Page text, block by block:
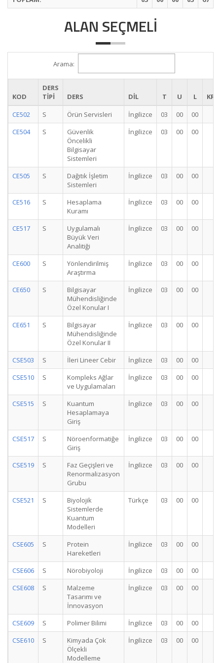
ALAN SEÇMELI
Arama:
KOD
DERS
TİPİ
DERS DİL T U L
CE502
S Örün Servisleri İngilizce 03 00 00
CE504
S
Güvenlik
Öncelikli
Bilgisayar
Sistemleri
İngilizce 03 00 00
CE505 S
Dağıtık İşletim
Sistemleri
İngilizce 03 00 00
CE516 S
Hesaplama
Kuramı
İngilizce 03 00 00
CE517 S
Uygulamalı
Büyük Veri
Analitiği
İngilizce 03 00 00
CE600 S
Yönlendirilmiş
Araştırma
İngilizce 03 00 00
CE650 S
Bilgisayar
Mühendisliğinde
Özel Konular I
İngilizce 03 00 00
CE651 S
Bilgisayar
Mühendisliğinde
Özel Konular II
İngilizce 03 00 00
CSE503 S İleri Lineer Cebir İngilizce 03 00 00
CSE510
S
Kompleks Ağlar
ve Uygulamaları
İngilizce 03 00 00
CSE515 S
Kuantum
Hesaplamaya
Giriş
İngilizce 03 00 00
CSE517 S
Nöroenformatiğe
Giriş
İngilizce 03 00 00
CSE519 S
Faz Geçişleri ve
Renormalizasyon
Grubu
İngilizce 03 00 00
CSE521 S
Biyolojik
Sistemlerde
Kuantum
Modelleri
Türkçe 03 00 00
CSE605 S
Protein
Hareketleri
İngilizce 03 00 00
CSE606 S Nörobiyoloji İngilizce 03 00 00
CSE608
S
Malzeme
Tasarımı ve
İnnovasyon
İngilizce 03 00 00
CSE609 S Polimer Bilimi İngilizce 03 00 00
CSE610
S
Kimyada Çok
Ölçekli
Modelleme
İngilizce 03 00 00